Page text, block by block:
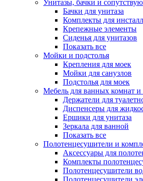
Унитазы, бачки и
Бачки для унитаза
Комплекты для
Крепежные элементы
Сиденья для унитазов
Показать все
Мойки и подстолья
Крепления для моек
Мойки для санузлов
Подстолья для моек
Мебель для ванных комнат и
Держатели для
Диспенсеры для
Ершики для унитаза
Зеркала для ванной
Показать все
Полотенцесушители и
Аксессуары для
Комплекты
Полотенцесушители
Полотенцесушители